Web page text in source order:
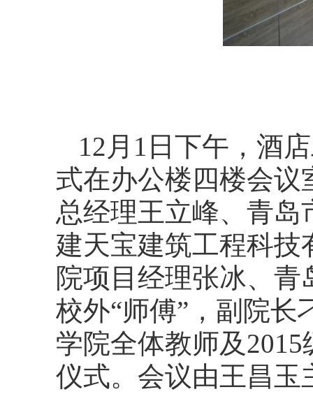
12 月 1 日下午，酒
式在办公楼四楼会
总经理王立峰、青
建天宝建筑工程科
院项目经理张冰、
校外“师傅”，副院
学院全体教师及2015
仪式。会议由王昌玉